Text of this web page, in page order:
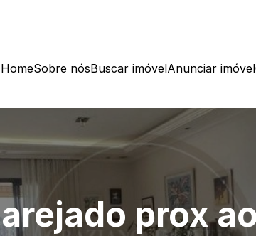
HomeSobre nósBuscar imóvelAnunciar imóvel
prox